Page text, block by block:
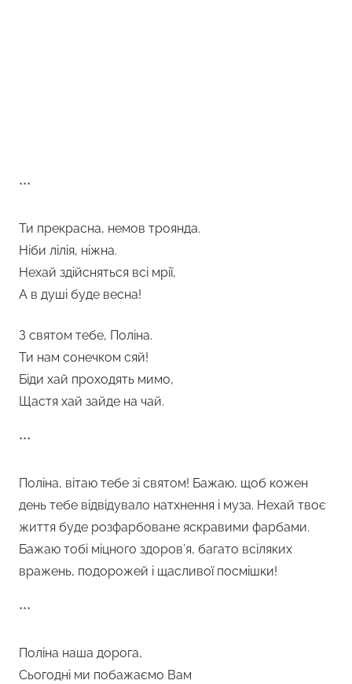
***
Ти прекрасна, немов троянда.
Ніби лілія, ніжна.
Нехай здійсняться всі мрії,
А в душі буде весна!
З святом тебе, Поліна.
Ти нам сонечком сяй!
Біди хай проходять мимо,
Щастя хай зайде на чай.
***
Поліна, вітаю тебе зі святом! Бажаю, щоб кожен
день тебе відвідувало натхнення і муза. Нехай твоє
життя буде розфарбоване яскравими фарбами.
Бажаю тобі міцного здоров’я, багато всіляких
вражень, подорожей і щасливої посмішки!
***
Поліна наша дорога,
Сьогодні ми побажаємо Вам